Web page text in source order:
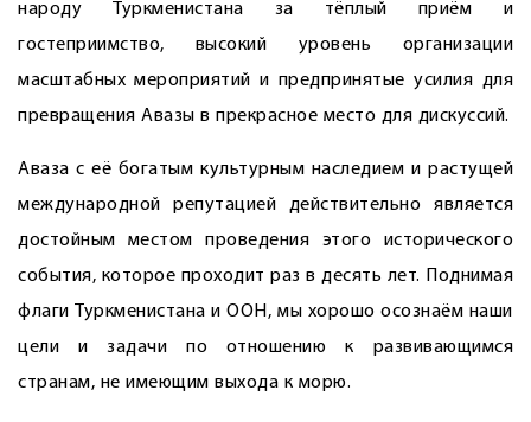
народу Туркменистана за тёп­лый приём и
гостеприимство, высокий уровень организации
масштабных мероприятий и предпринятые усилия для
превращения Авазы в прекрасное место для дискуссий.
Аваза с её богатым культурным наследием и растущей
международной репутацией действительно является
достойным местом проведения этого исторического
события, которое проходит раз в десять лет. Поднимая
флаги Туркменистана и ООН, мы хорошо осознаём наши
цели и задачи по отношению к развивающимся
странам, не имеющим выхода к морю.